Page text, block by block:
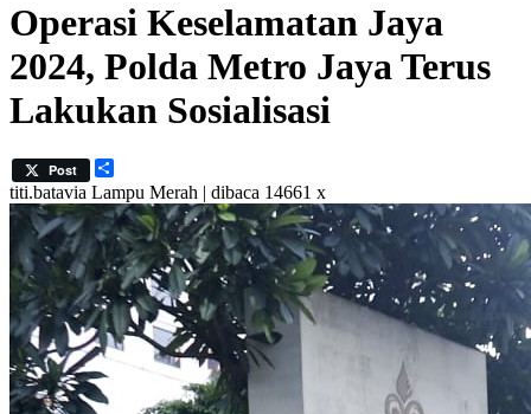
Operasi Keselamatan Jaya
2024, Polda Metro Jaya Terus
Lakukan Sosialisasi
Post
titi.batavia Lampu Merah | dibaca 14661 x